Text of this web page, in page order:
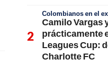
Colombianos en el
Camilo Vargas
prácticamente
Leagues Cup:
Charlotte FC